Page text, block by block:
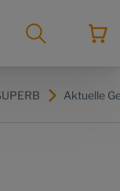
Aktuelle